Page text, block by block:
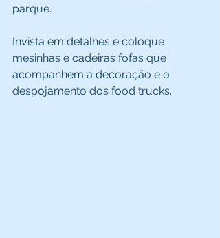
parque.
Invista em detalhes e coloque
mesinhas e cadeiras fofas que
acompanhem a decoração e o
despojamento dos food trucks.